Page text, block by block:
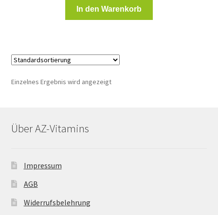
In den Warenkorb
Einzelnes Ergebnis wird angezeigt
Über AZ-Vitamins
Impressum
AGB
Widerrufsbelehrung